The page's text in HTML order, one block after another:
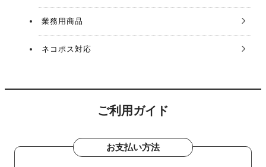
業務用商品
ネコポス対応
ご利用ガイド
お支払い方法